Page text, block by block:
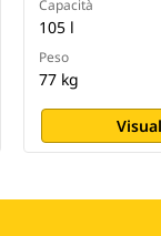
Capacità
105 l
Peso
77 kg